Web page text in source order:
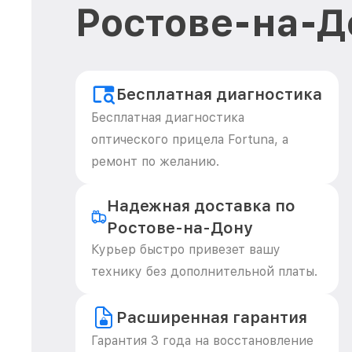
Ростове-на-
Бесплатная диагностика
Бесплатная диагностика
оптического прицела Fortuna, а
ремонт по желанию.
Надежная доставка по
Ростове-на-Дону
Курьер быстро привезет вашу
технику без дополнительной платы.
Расширенная гарантия
Гарантия 3 года на восстановление